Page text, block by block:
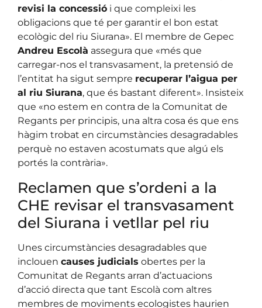
revisi la concessió i que compleixi les
obligacions que té per garantir el bon estat
ecològic del riu Siurana». El membre de Gepec
Andreu Escolà assegura que «més que
carregar-nos el transvasament, la pretensió de
l’entitat ha sigut sempre recuperar l’aigua per
al riu Siurana, que és bastant diferent». Insisteix
que «no estem en contra de la Comunitat de
Regants per principis, una altra cosa és que ens
hàgim trobat en circumstàncies desagradables
perquè no estaven acostumats que algú els
portés la contrària».
Reclamen que s’ordeni a la
CHE revisar el transvasament
del Siurana i vetllar pel riu
Unes circumstàncies desagradables que
inclouen causes judicials obertes per la
Comunitat de Regants arran d’actuacions
d’acció directa que tant Escolà com altres
membres de moviments ecologistes haurien